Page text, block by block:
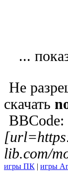
...
Не
скачать
BBCode:
lib.com/
игры ПК | игры